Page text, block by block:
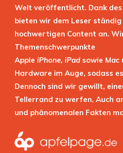
Welt veröffentlicht. Dank
bieten wir dem Leser
hochwertigen Content an.
Themenschwerpunkte
Apple iPhone, iPad sowie Mac
Hardware im Auge, sodass
Dennoch sind wir gewillt,
Tellerrand zu werfen. Auch
und phänomenalen Fakten